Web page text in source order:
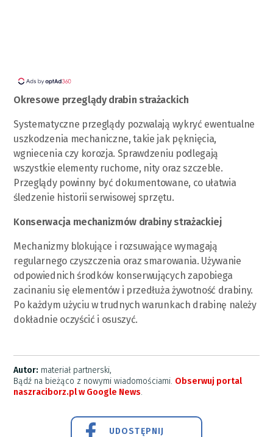
Okresowe przeglądy drabin strażackich
Systematyczne przeglądy pozwalają wykryć ewentualne
uszkodzenia mechaniczne, takie jak pęknięcia,
wgniecenia czy korozja. Sprawdzeniu podlegają
wszystkie elementy ruchome, nity oraz szczeble.
Przeglądy powinny być dokumentowane, co ułatwia
śledzenie historii serwisowej sprzętu.
Konserwacja mechanizmów drabiny strażackiej
Mechanizmy blokujące i rozsuwające wymagają
regularnego czyszczenia oraz smarowania. Używanie
odpowiednich środków konserwujących zapobiega
zacinaniu się elementów i przedłuża żywotność drabiny.
Po każdym użyciu w trudnych warunkach drabinę należy
dokładnie oczyścić i osuszyć.
Autor: materiał partnerski,
Bądź na bieżąco z nowymi wiadomościami. Obserwuj portal
naszraciborz.pl w Google News.
UDOSTĘPNIJ